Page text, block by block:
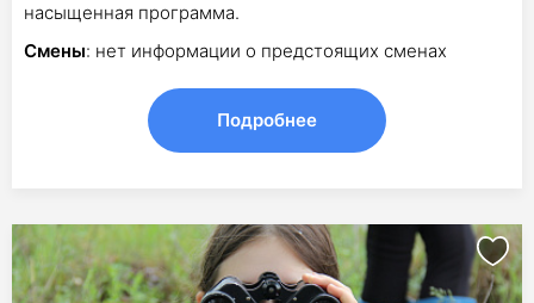
насыщенная программа.
Смены: нет информации о предстоящих сменах
Подробнее